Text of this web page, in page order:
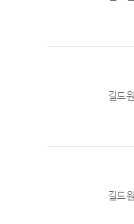
길드원
길드원